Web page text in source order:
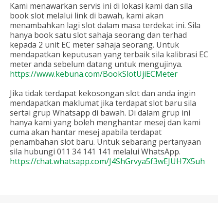
Kami menawarkan servis ini di lokasi kami dan sila
book slot melalui link di bawah, kami akan
menambahkan lagi slot dalam masa terdekat ini. Sila
hanya book satu slot sahaja seorang dan terhad
kepada 2 unit EC meter sahaja seorang. Untuk
mendapatkan keputusan yang terbaik sila kalibrasi EC
meter anda sebelum datang untuk mengujinya.
https://www.kebuna.com/BookSlotUjiECMeter
Jika tidak terdapat kekosongan slot dan anda ingin
mendapatkan maklumat jika terdapat slot baru sila
sertai grup Whatsapp di bawah. Di dalam grup ini
hanya kami yang boleh menghantar mesej dan kami
cuma akan hantar mesej apabila terdapat
penambahan slot baru. Untuk sebarang pertanyaan
sila hubungi 011 34 141 141 melalui WhatsApp.
https://chat.whatsapp.com/J4ShGrvya5f3wEJUH7X5uh